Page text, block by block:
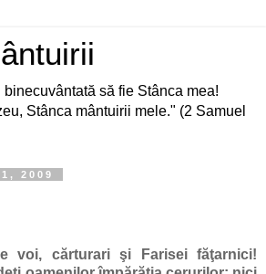
să fie Stânca mea!
Stânca mântuirii mele." (2 Samuel
2009
voi, cărturari şi Farisei făţarnici!